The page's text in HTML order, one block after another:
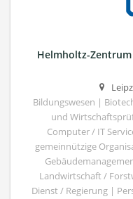
Helmholtz-
Bildungswesen |
und
Computer / IT
gemeinnützige
Landwirtschaft /
Dienst / Regierung |